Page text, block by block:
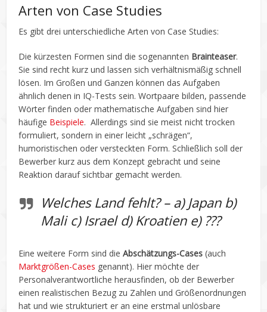
Arten von Case Studies
Es gibt drei unterschiedliche Arten von Case Studies:
Die kürzesten Formen sind die sogenannten Brainteaser.
Sie sind recht kurz und lassen sich verhältnismäßig schnell
lösen. Im Großen und Ganzen können das Aufgaben
ähnlich denen in IQ-Tests sein. Wortpaare bilden, passende
Wörter finden oder mathematische Aufgaben sind hier
häufige Beispiele. Allerdings sind sie meist nicht trocken
formuliert, sondern in einer leicht „schrägen“,
humoristischen oder versteckten Form. Schließlich soll der
Bewerber kurz aus dem Konzept gebracht und seine
Reaktion darauf sichtbar gemacht werden.
Welches Land fehlt? – a) Japan b)
Mali c) Israel d) Kroatien e) ???
Eine weitere Form sind dieAbschätzungs-Cases (auch
Marktgrößen-Cases genannt). Hier möchte der
Personalverantwortliche herausfinden, ob der Bewerber
einen realistischen Bezug zu Zahlen und Größenordnungen
hat und wie strukturiert er an eine erstmal unlösbare